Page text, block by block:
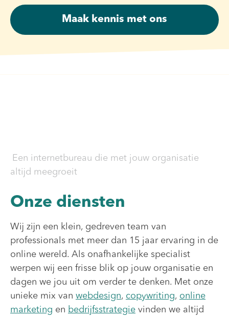
Maak kennis met ons
Een internetbureau die met jouw organisatie
altijd meegroeit
Onze diensten
Wij zijn een klein, gedreven team van
professionals met meer dan 15 jaar ervaring in de
online wereld. Als onafhankelijke specialist
werpen wij een frisse blik op jouw organisatie en
dagen we jou uit om verder te denken. Met onze
unieke mix van webdesign, copywriting, online
marketing en bedrijfsstrategie vinden we altijd